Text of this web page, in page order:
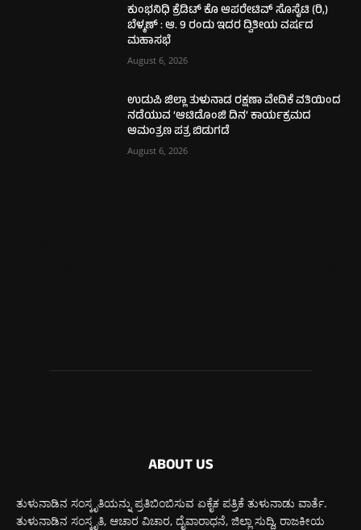
ಕುಂಭನಿಧಿ ಕ್ರೆಡಿಟ್ ಕೊ ಆಪರೇಟಿವ್ ಸೊಸೈಟಿ (ರಿ,)
ಬೆಳ್ಮಣ್ : ಆ. 9 ರಂದು ಇದರ ದ್ವಿತೀಯ ವರ್ಷದ
ಮಹಾಸಭೆ
August 6, 2026
ಉಡುಪಿ ಜಿಲ್ಲಾ ತುಳುನಾಡ ರಕ್ಷಣಾ ವೇದಿಕೆ ವತಿಯಿಂದ
ನಡೆಯುವ ‘ಆಟಿಡೊಂಜಿ ದಿನ’ ಕಾರ್ಯಕ್ರಮದ
ಆಮಂತ್ರಣ ಪತ್ರ ಬಿಡುಗಡೆ
August 6, 2026
ABOUT US
ತುಳುನಾಡಿನ ಸಂಸ್ಕೃತಿಯನ್ನು ಪ್ರತಿಬಿಂಬಿಸುವ ಏಕೈಕ ಪತ್ರಿಕೆ ತುಳುನಾಡು ವಾರ್ತೆ.
ತುಳುನಾಡಿನ ಸಂಸ್ಕೃತಿ, ಆಚಾರ ವಿಚಾರ, ದೈವಾರಾಧನೆ, ಜಿಲ್ಲಾ ಸುದ್ದಿ, ರಾಜಕೀಯ